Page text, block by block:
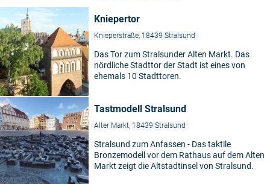
Kniepertor
Knieperstraße, 18439 Stralsund
Das Tor zum Stralsunder Alten Markt. Das
nördliche Stadttor der Stadt ist eines von
ehemals 10 Stadttoren.
Tastmodell Stralsund
Alter Markt, 18439 Stralsund
Stralsund zum Anfassen - Das taktile
Bronzemodell vor dem Rathaus auf dem Alten
Markt zeigt die Altstadtinsel von Stralsund.